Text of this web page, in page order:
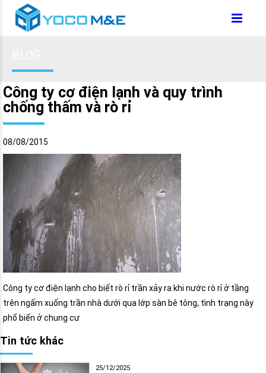
Công ty cơ điện lạnh và quy trình
chống thấm và rò rỉ
08/08/2015
Công ty cơ điện lạnh cho biết rò rỉ trần xảy ra khi nước rò rỉ ở tầng
trên ngấm xuống trần nhà dưới qua lớp sàn bê tông, tình trạng này
phổ biến ở chung cư
Tin tức khác
25/12/2025